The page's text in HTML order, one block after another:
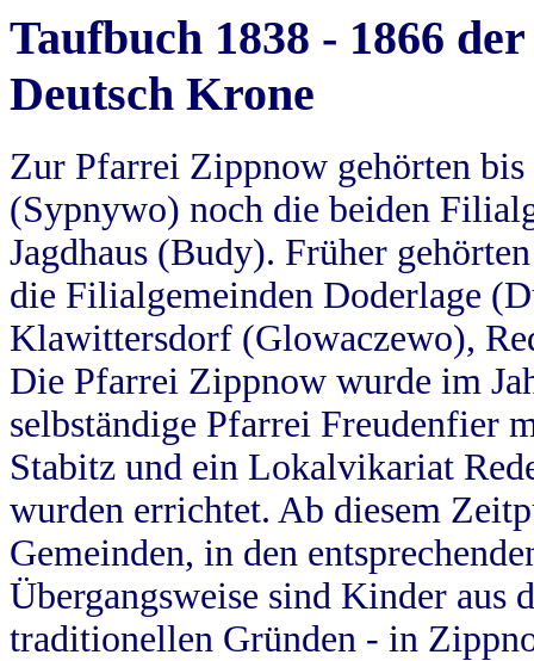
Taufbuch 1838 - 1866
Deutsch Krone
Zur Pfarrei Zippnow gehörten
(Sypnywo) noch die beiden
Jagdhaus (Budy). Früher
die Filialgemeinden Doderlage
Klawittersdorf (Glowaczewo),
Die Pfarrei Zippnow wurde im
selbständige Pfarrei Freudenfier
Stabitz und ein Lokalvikariat
wurden errichtet. Ab diesem
Gemeinden, in den
Übergangsweise sind Kinder aus
traditionellen Gründen - in